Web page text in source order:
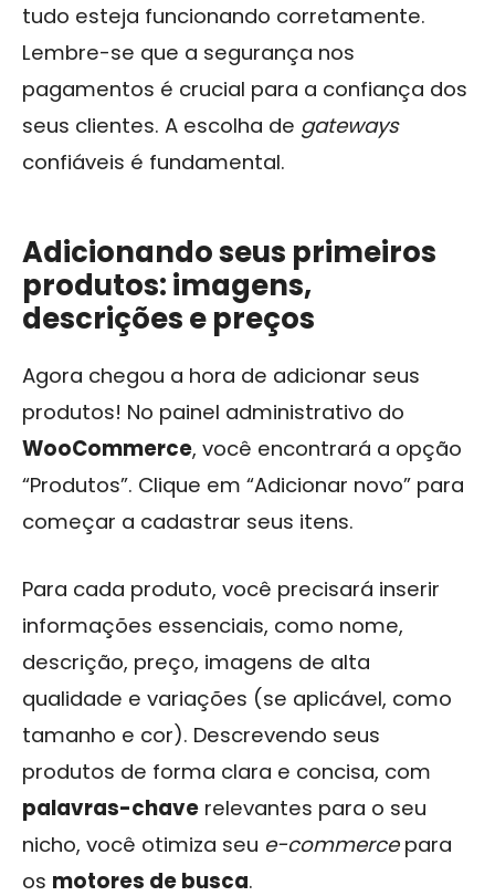
tudo esteja funcionando corretamente.
Lembre-se que a segurança nos
pagamentos é crucial para a confiança dos
seus clientes. A escolha de gateways
confiáveis é fundamental.
Adicionando seus primeiros
produtos: imagens,
descrições e preços
Agora chegou a hora de adicionar seus
produtos! No painel administrativo do
WooCommerce, você encontrará a opção
“Produtos”. Clique em “Adicionar novo” para
começar a cadastrar seus itens.
Para cada produto, você precisará inserir
informações essenciais, como nome,
descrição, preço, imagens de alta
qualidade e variações (se aplicável, como
tamanho e cor). Descrevendo seus
produtos de forma clara e concisa, com
palavras-chave relevantes para o seu
nicho, você otimiza seu e-commercepara
os motores de busca.